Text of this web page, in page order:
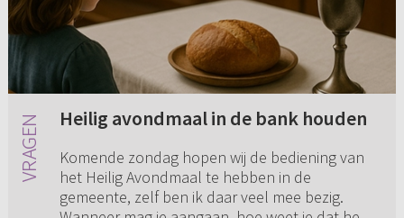
Heilig avondmaal in de bank houden
Komende zondag hopen wij de bediening van
het Heilig Avondmaal te hebben in de
gemeente, zelf ben ik daar veel mee bezig.